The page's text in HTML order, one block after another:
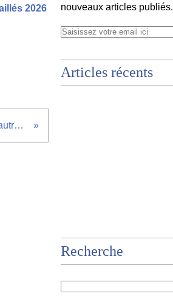
2026
Participez au quizz jardiner autrement
nouveaux articles publiés.
Articles récents
Recherche